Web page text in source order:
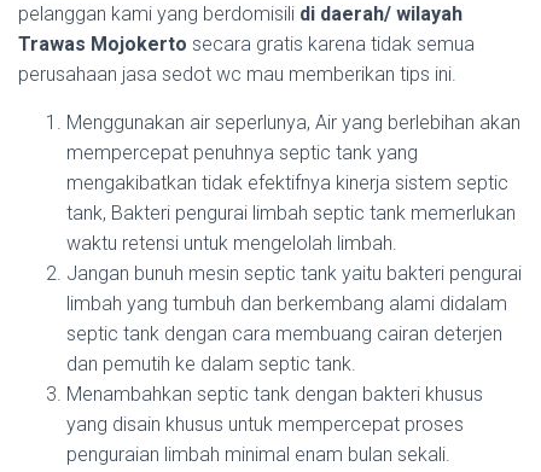
pelanggan kami yang berdomisili di daerah/ wilayah
Trawas Mojokerto secara gratis karena tidak semua
perusahaan jasa sedot wc mau memberikan tips ini.
Menggunakan air seperlunya, Air yang berlebihan akan
mempercepat penuhnya septic tank yang
mengakibatkan tidak efektifnya kinerja sistem septic
tank, Bakteri pengurai limbah septic tank memerlukan
waktu retensi untuk mengelolah limbah.
Jangan bunuh mesin septic tank yaitu bakteri pengurai
limbah yang tumbuh dan berkembang alami didalam
septic tank dengan cara membuang cairan deterjen
dan pemutih ke dalam septic tank.
Menambahkan septic tank dengan bakteri khusus
yang disain khusus untuk mempercepat proses
penguraian limbah minimal enam bulan sekali.